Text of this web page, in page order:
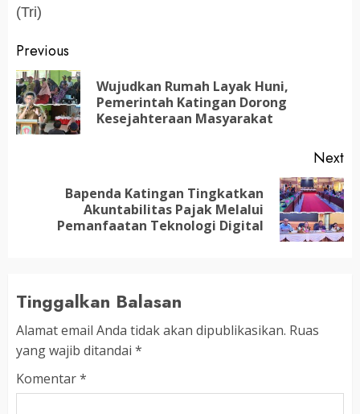
(Tri)
Post
navigation
Previous
Wujudkan Rumah Layak Huni,
Pemerintah Katingan Dorong
Kesejahteraan Masyarakat
Next
Bapenda Katingan Tingkatkan
Akuntabilitas Pajak Melalui
Pemanfaatan Teknologi Digital
Tinggalkan Balasan
Alamat email Anda tidak akan dipublikasikan. Ruas
yang wajib ditandai *
Komentar*